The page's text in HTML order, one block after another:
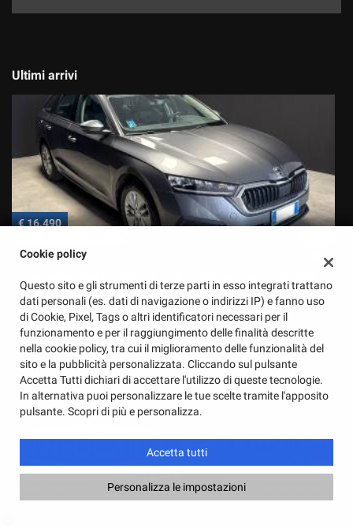
Ultimi arrivi
€ 16.490
SKODA
Octavia WAGON 2.0 TDI 116 CV EVO DSG Ambition - PROMO
Cookie policy
Questo sito e gli strumenti di terze parti in esso integrati trattano
dati personali (es. dati di navigazione o indirizzi IP) e fanno uso
di Cookie, Pixel, Tags o altri identificatori necessari per il
funzionamento e per il raggiungimento delle finalità descritte
nella cookie policy, tra cui il miglioramento delle funzionalità del
sito e la pubblicità personalizzata. Cliccando sul pulsante
Accetta Tutti dichiari di accettare l'utilizzo di queste tecnologie.
In alternativa puoi personalizzare le tue scelte tramite l'apposito
pulsante. Scopri di più e personalizza.
Accetta tutti
Personalizza le impostazioni